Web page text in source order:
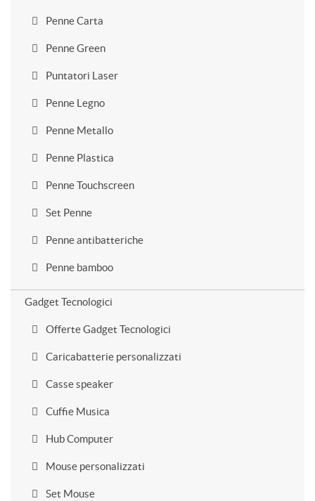
Penne Carta
Penne Green
Puntatori Laser
Penne Legno
Penne Metallo
Penne Plastica
Penne Touchscreen
Set Penne
Penne antibatteriche
Penne bamboo
Gadget Tecnologici
Offerte Gadget Tecnologici
Caricabatterie personalizzati
Casse speaker
Cuffie Musica
Hub Computer
Mouse personalizzati
Set Mouse